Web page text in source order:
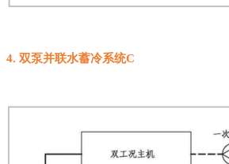
4. 双泵并联水蓄冷系统C